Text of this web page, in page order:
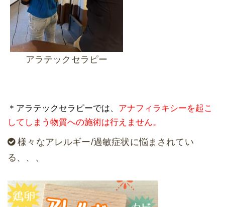
アラテックセラピー
＊アラテックセラピーでは、 アナフィラキシーを起こ
してしまう物質への施術は行えません。
様々なアレルギー/過敏症状に悩まされてい
る、、、